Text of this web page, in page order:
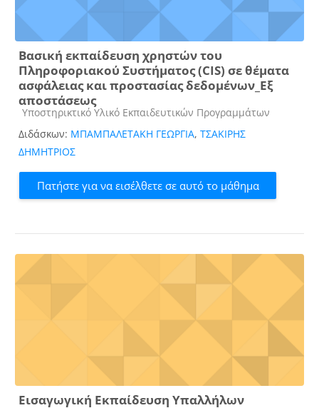
Βασική εκπαίδευση χρηστών του
Πληροφοριακού Συστήματος (CIS) σε θέματα
ασφάλειας και προστασίας δεδομένων_Εξ
αποστάσεως
Κατηγορία μαθήματος
Υποστηρικτικό Υλικό Εκπαιδευτικών Προγραμμάτων
Διδάσκων: ΜΠΑΜΠΑΛΕΤΑΚΗ ΓΕΩΡΓΙΑ, ΤΣΑΚΙΡΗΣ
ΔΗΜΗΤΡΙΟΣ
Πατήστε για να εισέλθετε σε αυτό το μάθημα
Εισαγωγική Εκπαίδευση Υπαλλήλων